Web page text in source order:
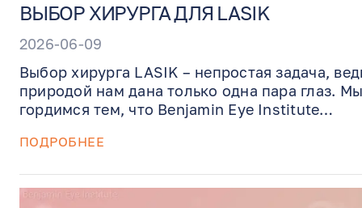
ВЫБОР ХИРУРГА ДЛЯ LASIK
2026-06-09
Выбор хирурга LASIK – непростая задача,
природой нам дана только одна пара глаз.
гордимся тем, что Benjamin Eye Institute
исключительные хирургические навыки под
ПОДРОБНЕЕ